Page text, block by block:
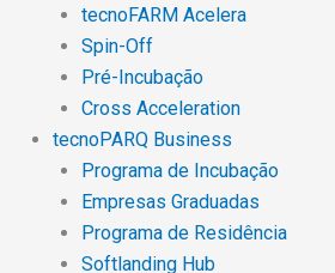
tecnoFARM Acelera
Spin-Off
Pré-Incubação
Cross Acceleration
tecnoPARQ Business
Programa de Incubação
Empresas Graduadas
Programa de Residência
Softlanding Hub